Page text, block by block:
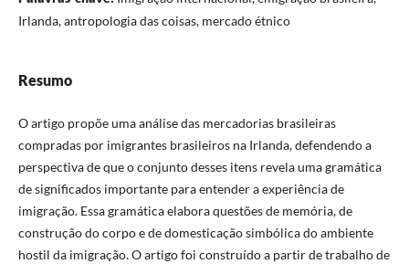
Irlanda, antropologia das coisas, mercado étnico
Resumo
O artigo propõe uma análise das mercadorias brasileiras
compradas por imigrantes brasileiros na Irlanda, defendendo a
perspectiva de que o conjunto desses itens revela uma gramática
de significados importante para entender a experiência de
imigração. Essa gramática elabora questões de memória, de
construção do corpo e de domesticação simbólica do ambiente
hostil da imigração. O artigo foi construído a partir de trabalho de